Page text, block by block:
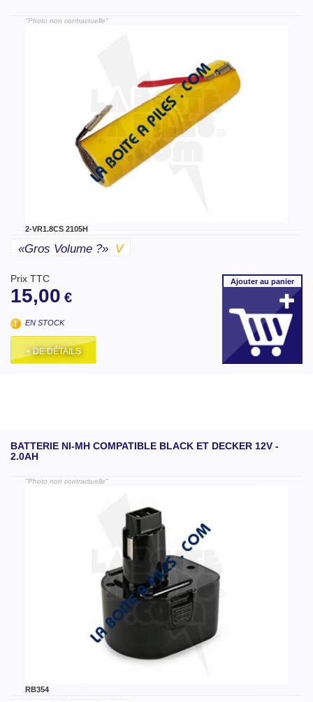
"Photo non contractuelle"
2-VR1.8CS 2105H
«gros Volume ?» V
Prix TTC
15,00 €
EN STOCK
+ DE DÉTAILS
Ajouterau panier
BATTERIE NI-MH COMPATIBLE BLACK ET DECKER 12V -
2.0AH
"Photo non contractuelle"
RB354